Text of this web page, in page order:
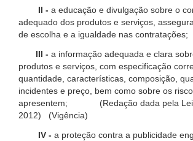
II - a educação e divulgação sobre o
adequado dos produtos e serviços,
de escolha e a igualdade nas contratações;
III - a informação adequada e clara
produtos e serviços, com especificação
quantidade, características, composição,
incidentes e preço, bem como sobre os
apresentem; (Redação dada pela Lei
2012) (Vigência)
IV - a proteção contra a publicidade